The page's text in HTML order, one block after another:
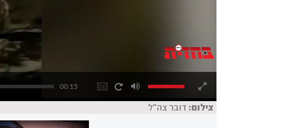
00:15
צילום: דובר צה"ל